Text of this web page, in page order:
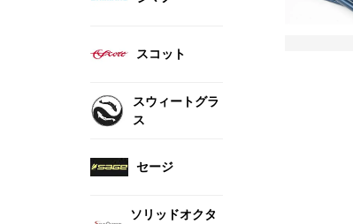
スコット
スウィートグラ
ス
セージ
ソリッドオクタ